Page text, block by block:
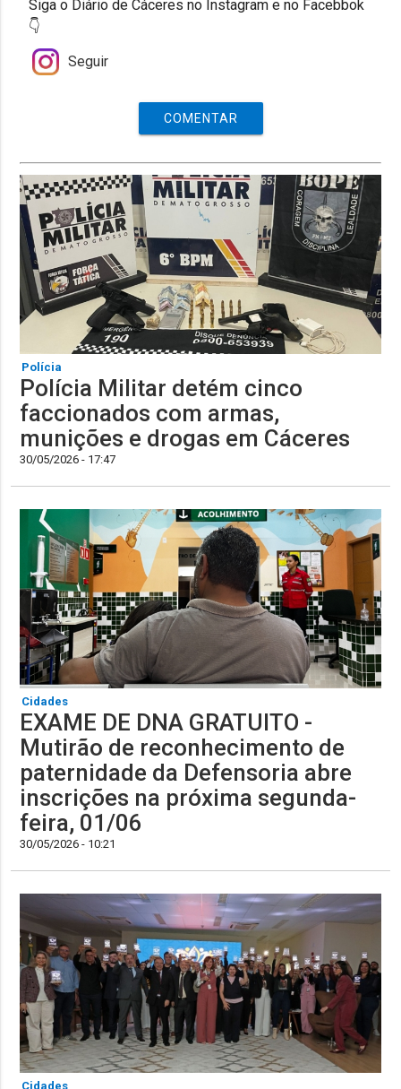
Siga o Diário de Cáceres no Instagram e no Facebbok
👇
Seguir
COMENTAR
Polícia
Polícia Militar detém cinco
faccionados com armas,
munições e drogas em Cáceres
30/05/2026 - 17:47
Cidades
EXAME DE DNA GRATUITO -
Mutirão de reconhecimento de
paternidade da Defensoria abre
inscrições na próxima segunda-
feira, 01/06
30/05/2026 - 10:21
Cidades